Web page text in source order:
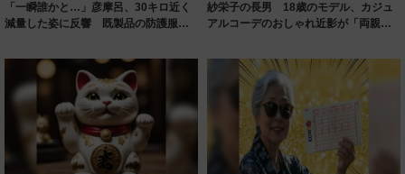
「一瞬誰かと…」彦摩呂、30キロ近く
減量した姿に反響 既製品の防護服が
紗栄子の長男 18歳のモデル、カジュ
アルコーデのおしゃれ近影が「両親の